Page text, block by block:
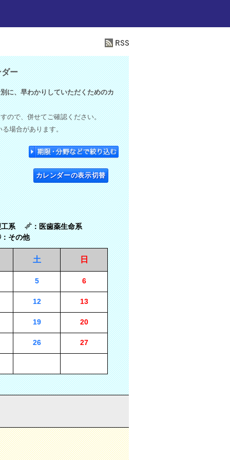
ー
に、早わかりしていただくためのカ
ので、併せてご確認ください。
場合があります。
カレンダーの表示切替
工系
：医歯薬生命系
：その他
土 日
5 6
12 13
19 20
26 27